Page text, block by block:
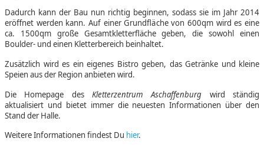
Dadurch kann der Bau nun richtig beginnen, sodass sie im Jahr 2014
eröffnet werden kann. Auf einer Grundfläche von 600qm wird es eine
ca. 1500qm große Gesamtkletterfläche geben, die sowohl einen
Boulder- und einen Kletterbereich beinhaltet.
Zusätzlich wird es ein eigenes Bistro geben, das Getränke und kleine
Speien aus der Region anbieten wird.
Die Homepage des Kletterzentrum Aschaffenburg wird ständig
aktualisiert und bietet immer die neuesten Informationen über den
Stand der Halle.
Weitere Informationen findest Du hier.